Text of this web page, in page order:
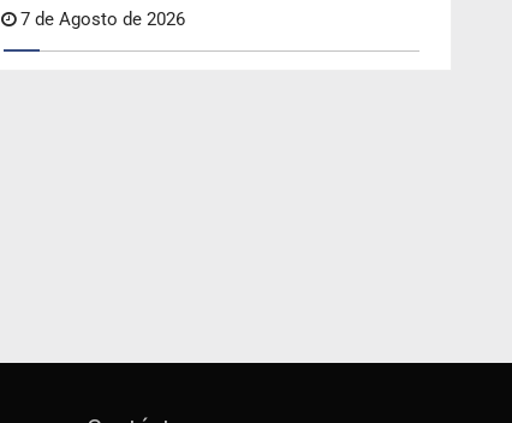
7 de Agosto de 2026